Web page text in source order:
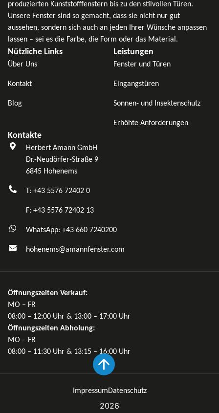
produzierten Kunststofffenstern bis zu den stilvollen Türen.
Unsere Fenster sind so gemacht, dass sie nicht nur gut
aussehen, sondern sich auch an jeden Ihrer Wünsche anpassen
lassen – sei es die Farbe, die Form oder das Material.
Nützliche Links
Über Uns
Kontakt
Blog
Leistungen
Fenster und Türen
Eingangstüren
Sonnen- und Insektenschutz
Erhöhte Anforderungen
Kontakte
Herbert Amann GmbH
Dr.-Neudörfer-Straße 9
6845 Hohenems
T: +43 5576 72402 0
F: +43 5576 72402 13
WhatsApp: +43 660 7240200
hohenems@amannfenster.com
Öffnungszeiten Verkauf:
MO – FR
08:00 – 12:00 Uhr & 13:00 – 17:00 Uhr
Öffnungszeiten Abholung:
MO – FR
08:00 – 11:30 Uhr & 13:15 – 16:00 Uhr
2026
ImpressumDatenschutz